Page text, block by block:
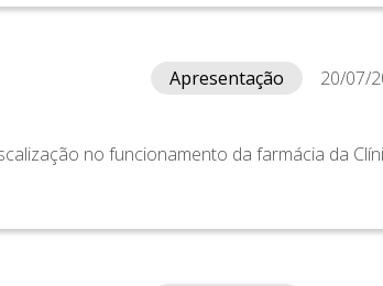
Apresentação
20/07/
no funcionamento da farmácia da